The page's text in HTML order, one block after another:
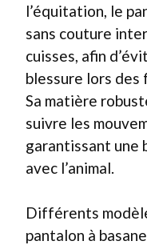
l’équitation, le
sans couture
cuisses, afin
blessure lors des
Sa matière
suivre les
garantissant une
avec l’animal.
Différents
pantalon à